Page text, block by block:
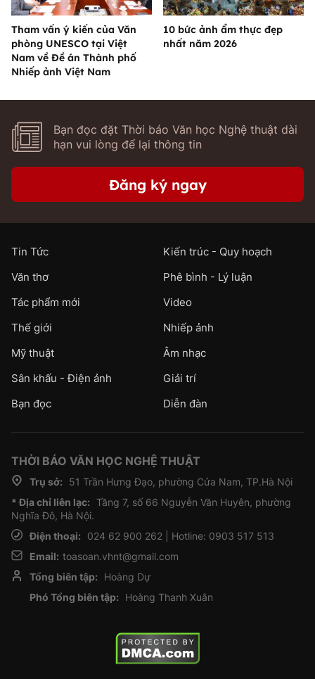
Tham vấn ý kiến của Văn
phòng UNESCO tại Việt
Nam về Đề án Thành phố
Nhiếp ảnh Việt Nam
10 bức ảnh ẩm thực đẹp
nhất năm 2026
Bạn đọc đặt Thời báo Văn học Nghệ thuật dài
hạn vui lòng để lại thông tin
Đăng ký ngay
Tin Tức
Kiến trúc - Quy hoạch
Văn thơ
Phê bình - Lý luận
Tác phẩm mới
Video
Thế giới
Nhiếp ảnh
Mỹ thuật
Âm nhạc
Sân khấu - Điện ảnh
Giải trí
Bạn đọc
Diễn đàn
THỜI BÁO VĂN HỌC NGHỆ THUẬT
Trụ sở:
51 Trần Hưng Đạo, phường Cửa Nam, TP.Hà Nội
* Địa chỉ liên lạc: Tầng 7, số 66 Nguyễn Văn Huyên, phường
Nghĩa Đô, Hà Nội.
Điện thoại:
024 62 900 262 | Hotline: 0903 517 513
Email: toasoan.vhnt@gmail.com
Tổng biên tập:
Hoàng Dự
Phó Tổng biên tập:
Hoàng Thanh Xuân